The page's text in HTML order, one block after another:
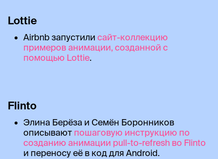
Lottie
Airbnb запустили сайт-коллекцию
примеров анимации, созданной с
помощью Lottie.
Flinto
Элина Берёза и Семён Боронников
описывают пошаговую инструкцию по
созданию анимации pull-to-refresh во Flinto
и переносу её в код для Android.